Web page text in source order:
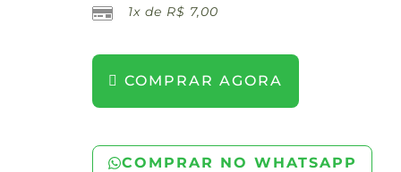
1x de R$ 7,00
COMPRAR AGORA
COMPRAR NO WHATSAPP